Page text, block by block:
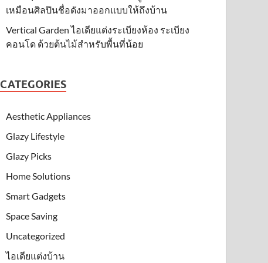
เหมือนศิลปินชื่อดังมาออกแบบให้ถึงบ้าน
Vertical Garden ไอเดียแต่งระเบียงห้อง ระเบียง
คอนโด ด้วยต้นไม้สำหรับพื้นที่น้อย
CATEGORIES
Aesthetic Appliances
Glazy Lifestyle
Glazy Picks
Home Solutions
Smart Gadgets
Space Saving
Uncategorized
ไอเดียแต่งบ้าน